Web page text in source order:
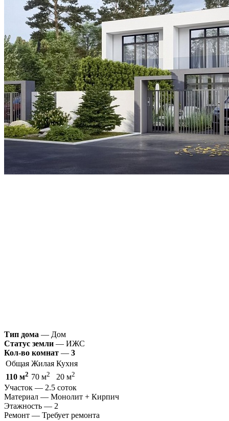
Тип дома — Дом
Статус земли — ИЖС
Кол-во комнат — 3
Общая Жилая Кухня
110 м2 70 м2 20 м2
Участок — 2.5 соток
Материал — Монолит + Кирпич
Этажность — 2
Ремонт — Требует ремонта